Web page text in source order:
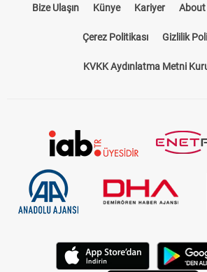
Bize Ulaşın Künye Kariyer About
Çerez Politikası Gizlilik
KVKK Aydınlatma Metni